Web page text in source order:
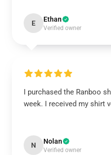
E Ethan
Verified owner
I purchased the Ranboo
week. I received my shirt
N Nolan
Verified owner